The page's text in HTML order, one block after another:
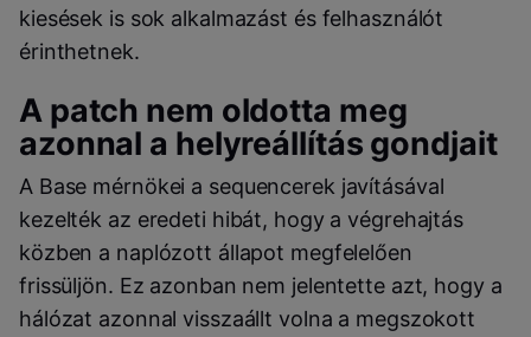
kiesések is sok alkalmazást és felhasználót
érinthetnek.
A patch nem oldotta meg
azonnal a helyreállítás gondjait
A Base mérnökei a sequencerek javításával
kezelték az eredeti hibát, hogy a végrehajtás
közben a naplózott állapot megfelelően
frissüljön. Ez azonban nem jelentette azt, hogy a
hálózat azonnal visszaállt volna a megszokott